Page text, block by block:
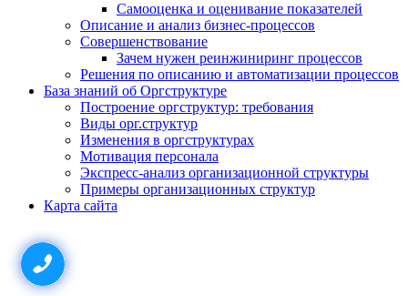
Самооценка и оценивание показателей
Описание и анализ бизнес-процессов
Совершенствование
Зачем нужен реинжиниринг процессов
Решения по описанию и автоматизации процессов
База знаний об Оргструктуре
Построение оргструктур: требования
Виды орг.структур
Изменения в оргструктурах
Мотивация персонала
Экспресс-анализ организационной структуры
Примеры организационных структур
Карта сайта